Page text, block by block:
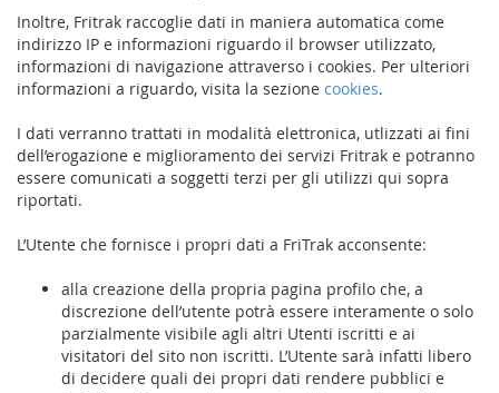
Inoltre, Fritrak raccoglie dati in maniera automatica come
indirizzo IP e informazioni riguardo il browser utilizzato,
informazioni di navigazione attraverso i cookies. Per ulteriori
informazioni a riguardo, visita la sezione cookies.
I dati verranno trattati in modalità elettronica, utlizzati ai fini
dell’erogazione e miglioramento dei servizi Fritrak e potranno
essere comunicati a soggetti terzi per gli utilizzi qui sopra
riportati.
L’Utente che fornisce i propri dati a FriTrak acconsente:
alla creazione della propria pagina profilo che, a
discrezione dell’utente potrà essere interamente o solo
parzialmente visibile agli altri Utenti iscritti e ai
visitatori del sito non iscritti. L’Utente sarà infatti libero
di decidere quali dei propri dati rendere pubblici e